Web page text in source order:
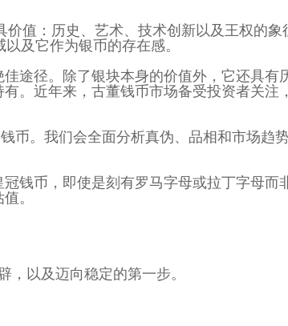
值：历史、艺术、技术创新以及王权的
及它作为银币的存在感。
途径。除了银块本身的价值外，它还具有
。近年来，古董钱币市场备受投资者关注
。我们会全面分析真伪、品相和市场趋
钱币，即使是刻有罗马字母或拉丁字母而
。
以及迈向稳定的第一步。